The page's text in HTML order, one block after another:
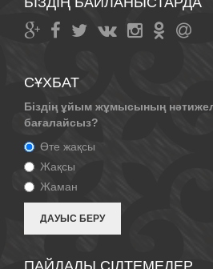
СҰХБАТ
Біздің ұйым жұмысының
бағалайсыз?
Өте жақсы
Жақсы
Жаман
ПАЙДАЛЫ СІЛТЕМЕЛЕР